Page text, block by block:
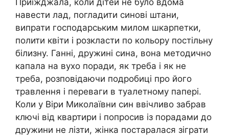
навести лад, погладити синові штани,
випрати господарським милом шкарпетки,
полити квіти і розкласти по кольору постільну
білизну. Ганні, дружині сина, вона методично
капала на вухо поради, як треба і як не
треба, розповідаючи подробиці про його
травлення і переваги в туалетному папері.
Коли у Віри Миколаївни син ввічливо забрав
ключі від квартири і попросив із порадами до
дружини не лізти, жінка постаралася зіграти